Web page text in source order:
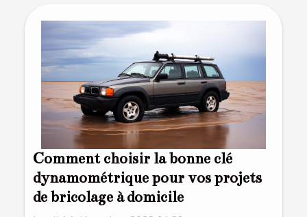
Comment choisir la bonne clé
dynamométrique pour vos projets
de bricolage à domicile